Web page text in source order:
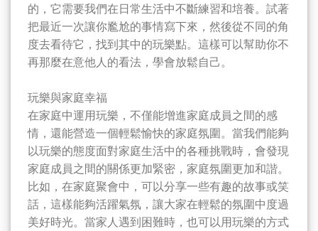
的，它需要我們在日常生活中不斷練習和培養。試著
把最近一次讓你尷尬的事情寫下來，然後從不同的角
度去看待它，找到其中的玩樂點。這樣可以幫助你不
再那麼在意他人的看法，學會放鬆自己。
玩樂與家庭幸福
在家庭中運用玩樂，不僅能增進家庭成員之間的感
情，還能營造一個輕鬆愉快的家庭氛圍。當我們能夠
以玩樂的態度面對家庭生活中的各種挑戰時，會發現
家庭成員之間的關係更加緊密，家庭氛圍更加和諧。
比如，在家庭聚會中，可以分享一些有趣的故事或笑
話，這樣能夠活躍氣氛，讓大家在輕鬆的氛圍中度過
美好時光。當家人遇到困難時，也可以用玩樂的方式